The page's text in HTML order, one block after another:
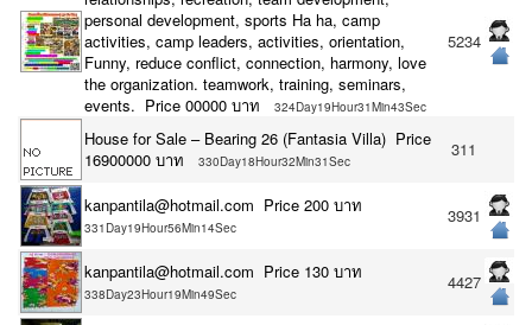
personal development, sports Ha ha, camp
activities, camp leaders, activities, orientation,
Funny, reduce conflict, connection, harmony, love
the organization. teamwork, training, seminars,
events. Price 00000 บาท
324Day19Hour31Min43Sec
5234
House for Sale – Bearing 26 (Fantasia Villa) Price
16900000 บาท
330Day18Hour32Min31Sec
311
kanpantila@hotmail.com Price 200 บาท
331Day19Hour56Min14Sec
3931
kanpantila@hotmail.com Price 130 บาท
338Day23Hour19Min49Sec
4427